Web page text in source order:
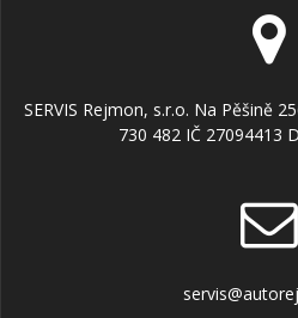
SERVIS Rejmon, s.r.o. Na Pěšině
730 482 IČ 27094413